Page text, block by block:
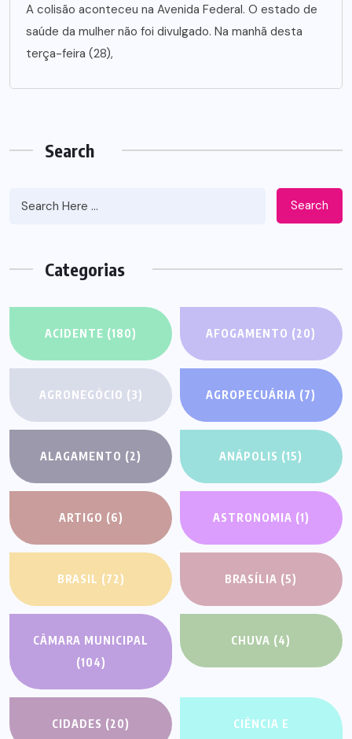
A colisão aconteceu na Avenida Federal. O estado de
saúde da mulher não foi divulgado. Na manhã desta
terça-feira (28),
Search
Search
Categorias
ACIDENTE (180) AFOGAMENTO (20)
AGRONEGÓCIO (3) AGROPECUÁRIA (7)
ALAGAMENTO (2) ANÁPOLIS (15)
ARTIGO (6) ASTRONOMIA (1)
BRASIL (72) BRASÍLIA (5)
CÂMARA MUNICIPAL
(104)
CHUVA (4)
CIDADES (20)
CIÊNCIA E